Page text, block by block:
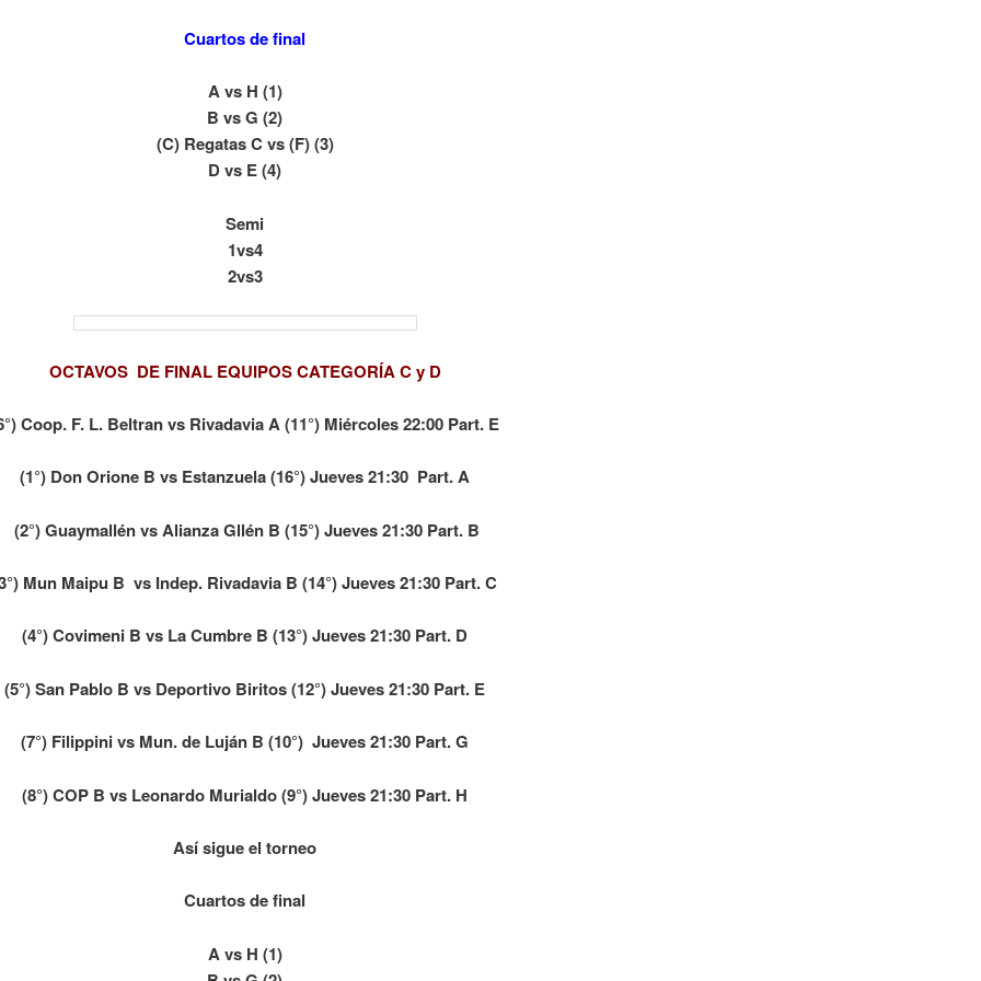
Cuartos de final
A vs H (1)
B vs G (2)
(C) Regatas C vs (F) (3)
D vs E (4)
Semi
1vs4
2vs3
OCTAVOS DE FINAL EQUIPOS CATEGORÍA C y D
Coop. F. L. Beltran vs Rivadavia A (11°) Miércoles 22:00 Part. E
(1°) Don Orione B vs Estanzuela (16°) Jueves 21:30 Part. A
(2°) Guaymallén vs Alianza Gllén B (15°) Jueves 21:30 Part. B
Mun Maipu B vs Indep. Rivadavia B (14°) Jueves 21:30 Part. C
(4°) Covimeni B vs La Cumbre B (13°) Jueves 21:30 Part. D
(5°) San Pablo B vs Deportivo Biritos (12°) Jueves 21:30 Part. E
(7°) Filippini vs Mun. de Luján B (10°) Jueves 21:30 Part. G
(8°) COP B vs Leonardo Murialdo (9°) Jueves 21:30 Part. H
Así sigue el torneo
Cuartos de final
A vs H (1)